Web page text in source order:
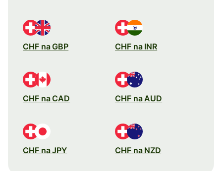
CHF na GBP CHF na INR
CHF na CAD CHF na AUD
CHF na JPY CHF na NZD